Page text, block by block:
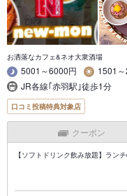
お洒落なカフェ&ネオ大衆酒場
5001～6000円
1501
JR各線｢赤羽駅｣徒歩1分
口コミ投稿特典対象店
クーポン
【ソフトドリンク飲み放題】ラン